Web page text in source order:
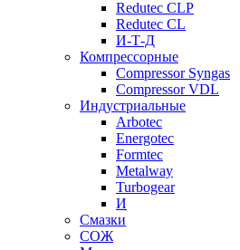
Redutec CLP
Redutec CL
И-Т-Д
Компрессорные
Compressor Syngas
Compressor VDL
Индустриальные
Arbotec
Energotec
Formtec
Metalway
Turbogear
И
Смазки
СОЖ